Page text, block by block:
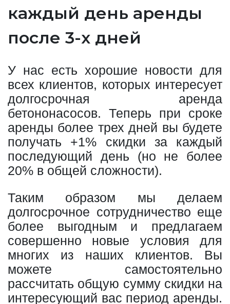
каждый день аренды
после 3-х дней
У нас есть хорошие новости для
всех клиентов, которых интересует
долгосрочная аренда
бетононасосов. Теперь при сроке
аренды более трех дней вы будете
получать +1% скидки за каждый
последующий день (но не более
20% в общей сложности).
Таким образом мы делаем
долгосрочное сотрудничество еще
более выгодным и предлагаем
совершенно новые условия для
многих из наших клиентов. Вы
можете самостоятельно
рассчитать общую сумму скидки на
интересующий вас период аренды.